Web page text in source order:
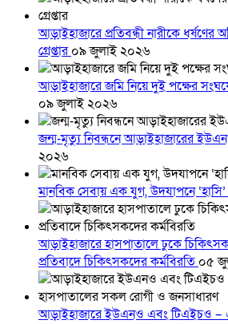
আড়াইহাজারে প্রতিবন্ধী নারীকে
গ্রেপ্তার০৯ জুলাই ২০২৬
আড়াইহাজারে জমি নিয়ে দুই পক্ষের
০৯ জুলাই ২০২৬
জন্ম-মৃত্যু নিবন্ধনে আড়াইহাজারের
২০২৬
মানবিক সেবায় এক যুগ, উদযাপনে ‘হাসি’
আড়াইহাজারে হাসপাতালে ঢুকে
প্রতিবাদে চিকিৎসকদের কর্মবিরতি ০৫
আড়াইহাজারে ইউএনও এবং টিএইচও –